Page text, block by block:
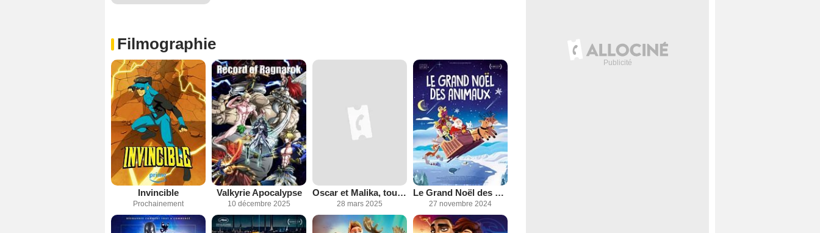
Filmographie
Invincible
Prochainement
Valkyrie Apocalypse
10 décembre 2025
Oscar et Malika, toujours en retard
28 mars 2025
Le Grand Noël des animaux
27 novembre 2024